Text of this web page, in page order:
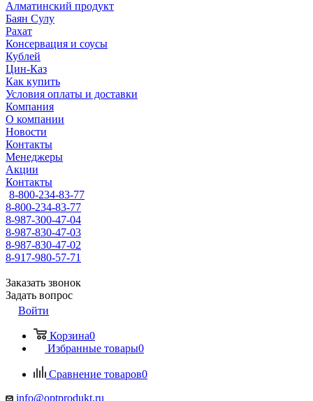
Алматинский продукт
Баян Сулу
Рахат
Консервация и соусы
Кублей
Цин-Каз
Как купить
Условия оплаты и доставки
Компания
О компании
Новости
Контакты
Менеджеры
Акции
Контакты
8-800-234-83-77
8-800-234-83-77
8-987-300-47-04
8-987-830-47-03
8-987-830-47-02
8-917-980-57-71
Заказать звонок
Задать вопрос
Войти
Корзина0
Избранные товары0
Сравнение товаров0
info@optprodukt.ru